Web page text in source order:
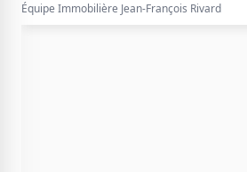
Équipe Immobilière Jean-François Rivard